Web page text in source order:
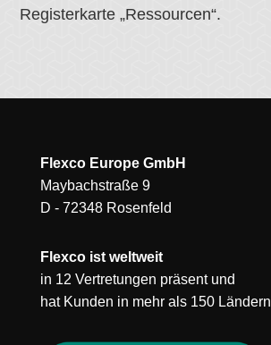
Registerkarte „Ressourcen“.
Flexco Europe GmbH
Maybachstraße 9
D - 72348 Rosenfeld
Flexco ist weltweit
in 12 Vertretungen präsent und
hat Kunden in mehr als 150 Ländern